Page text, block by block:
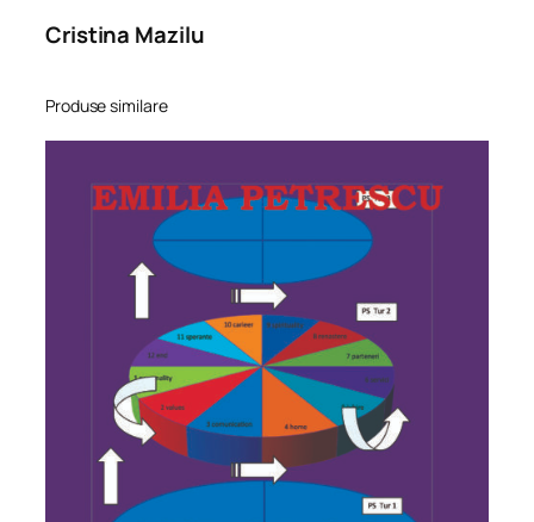
Cristina Mazilu
Produse similare